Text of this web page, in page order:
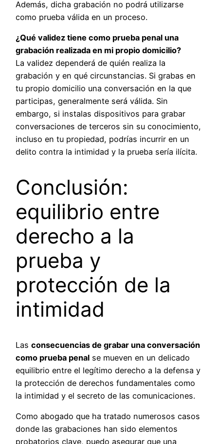
Además, dicha grabación no podrá utilizarse
como prueba válida en un proceso.
¿Qué validez tiene como prueba penal una
grabación realizada en mi propio domicilio?
La validez dependerá de quién realiza la
grabación y en qué circunstancias. Si grabas en
tu propio domicilio una conversación en la que
participas, generalmente será válida. Sin
embargo, si instalas dispositivos para grabar
conversaciones de terceros sin su conocimiento,
incluso en tu propiedad, podrías incurrir en un
delito contra la intimidad y la prueba sería ilícita.
Conclusión:
equilibrio entre
derecho a la
prueba y
protección de la
intimidad
Las consecuencias de grabar una conversación
como prueba penal se mueven en un delicado
equilibrio entre el legítimo derecho a la defensa y
la protección de derechos fundamentales como
la intimidad y el secreto de las comunicaciones.
Como abogado que ha tratado numerosos casos
donde las grabaciones han sido elementos
probatorios clave, puedo asegurar que una